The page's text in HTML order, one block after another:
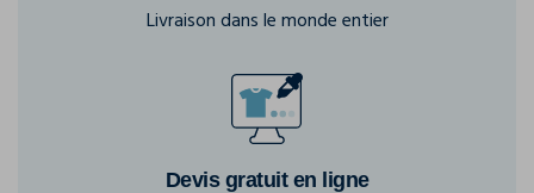
Livraison dans le monde entier
Devis gratuit en ligne